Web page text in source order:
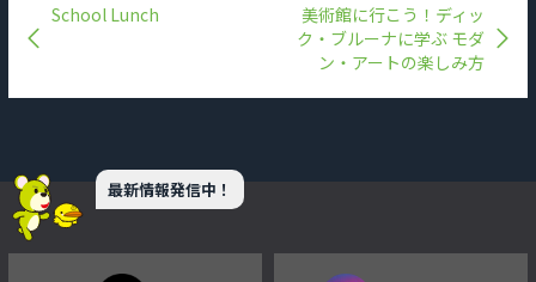
School Lunch
美術館に行こう！ディッ
ク・ブルーナに学ぶ モダ
ン・アートの楽しみ方
最新情報発信中！